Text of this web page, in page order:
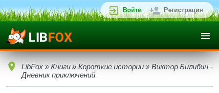
Войти Регистрация
LibFox » Книги » Короткие истории » Виктор Билибин -
Дневник приключений